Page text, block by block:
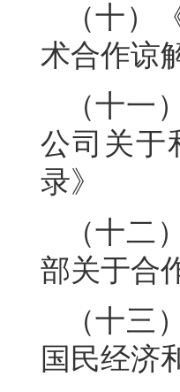
（十）
术合作谅
（十一
公司关于
录》
（十二
部关于合
（十三
国民经济